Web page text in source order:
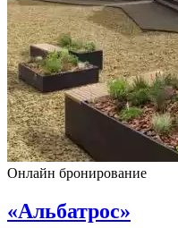
Онлайн бронирование
«Альбатрос»